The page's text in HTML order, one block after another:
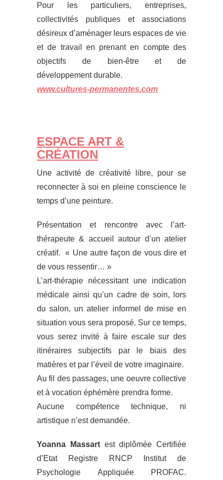
Pour les particuliers, entreprises,
collectivités publiques et associations
désireux d’aménager leurs espaces de vie
et de travail en prenant en compte des
objectifs de bien-être et de
développement durable.
www.cultures-permanentes.com
ESPACE ART &
CRÉATION
Une activité de créativité libre, pour se
reconnecter à soi en pleine conscience le
temps d’une peinture.
Présentation et rencontre avec l’art-
thérapeute & accueil autour d’un atelier
créatif. « Une autre façon de vous dire et
de vous ressentir… »
L’art-thérapie nécessitant une indication
médicale ainsi qu’un cadre de soin, lors
du salon, un atelier informel de mise en
situation vous sera proposé. Sur ce temps,
vous serez invité à faire escale sur des
itinéraires subjectifs par le biais des
matières et par l’éveil de votre imaginaire.
Au fil des passages, une oeuvre collective
et à vocation éphémère prendra forme.
Aucune compétence technique, ni
artistique n’est demandée.
Yoanna Massartest diplômée Certifiée
d’Etat Registre RNCP Institut de
Psychologie Appliquée PROFAC.